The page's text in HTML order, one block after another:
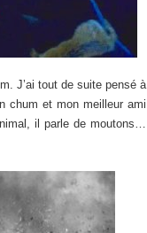
J’ai tout de suite pensé à
chum et mon meilleur ami
il parle de moutons…